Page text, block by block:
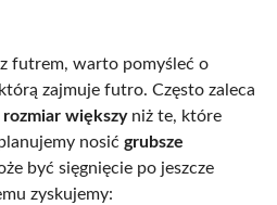
futrem, warto pomyśleć o
zajmuje futro. Często zaleca
rozmiar większyniż te, które
nosić grubsze
być sięgnięcie po jeszcze
zyskujemy: